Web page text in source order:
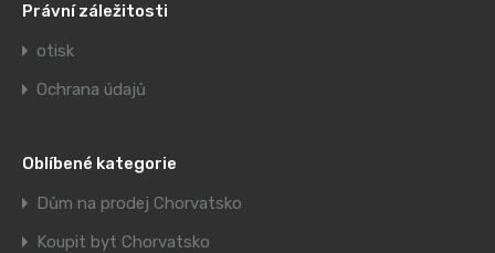
Právní záležitosti
otisk
Ochrana údajů
Oblíbené kategorie
Dům na prodej Chorvatsko
Koupit byt Chorvatsko